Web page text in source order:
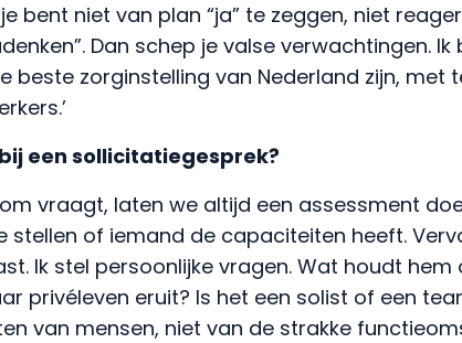
bent niet van plan “ja” te zeggen, niet
Dan schep je valse verwachtingen.
beste zorginstelling van Nederland zijn, met
een sollicitatiegesprek?
vraagt, laten we altijd een assessment
stellen of iemand de capaciteiten heeft.
Ik stel persoonlijke vragen. Wat houdt hem
privéleven eruit? Is het een solist of een
van mensen, niet van de strakke